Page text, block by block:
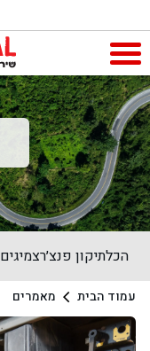
צמיגיםתיקון פנצ׳רהכל
מאמרים עמוד הבית